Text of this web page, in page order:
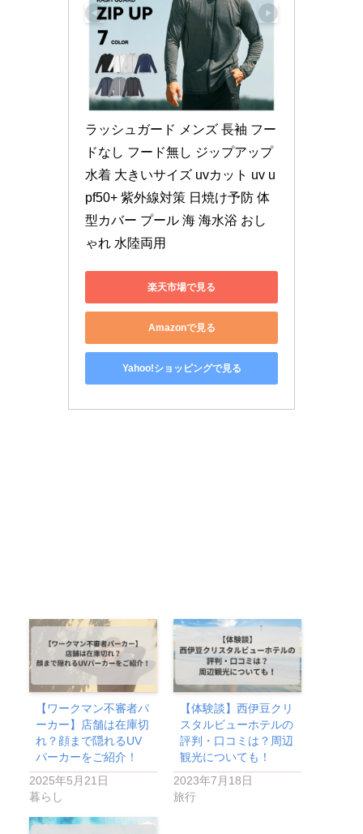
ラッシュガード メンズ 長袖 フー
ドなし フード無し ジップアップ
水着 大きいサイズ uvカット uv u
pf50+ 紫外線対策 日焼け予防 体
型カバー プール 海 海水浴 おし
ゃれ 水陸両用
楽天市場で見る
Amazonで見る
Yahoo!ショッピングで見る
【ワークマン不審者パ
ーカー】店舗は在庫切
れ？顔まで隠れるUV
パーカーをご紹介！
2025年5月21日
暮らし
【体験談】西伊豆クリ
スタルビューホテルの
評判・口コミは？周辺
観光についても！
2023年7月18日
旅行